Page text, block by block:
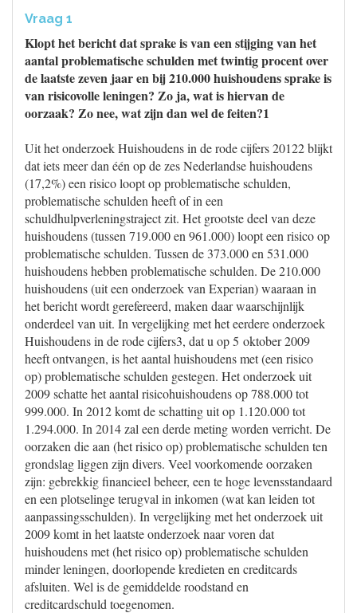
Vraag 1
Klopt het bericht dat sprake is van een stijging van het
aantal problematische schulden met twintig procent over
de laatste zeven jaar en bij 210.000 huishoudens sprake is
van risicovolle leningen? Zo ja, wat is hiervan de
oorzaak? Zo nee, wat zijn dan wel de feiten?1
Uit het onderzoek Huishoudens in de rode cijfers 20122 blijkt
dat iets meer dan één op de zes Nederlandse huishoudens
(17,2%) een risico loopt op problematische schulden,
problematische schulden heeft of in een
schuldhulpverleningstraject zit. Het grootste deel van deze
huishoudens (tussen 719.000 en 961.000) loopt een risico op
problematische schulden. Tussen de 373.000 en 531.000
huishoudens hebben problematische schulden. De 210.000
huishoudens (uit een onderzoek van Experian) waaraan in
het bericht wordt gerefereerd, maken daar waarschijnlijk
onderdeel van uit. In vergelijking met het eerdere onderzoek
Huishoudens in de rode cijfers3, dat u op 5 oktober 2009
heeft ontvangen, is het aantal huishoudens met (een risico
op) problematische schulden gestegen. Het onderzoek uit
2009 schatte het aantal risicohuishoudens op 788.000 tot
999.000. In 2012 komt de schatting uit op 1.120.000 tot
1.294.000. In 2014 zal een derde meting worden verricht. De
oorzaken die aan (het risico op) problematische schulden ten
grondslag liggen zijn divers. Veel voorkomende oorzaken
zijn: gebrekkig financieel beheer, een te hoge levensstandaard
en een plotselinge terugval in inkomen (wat kan leiden tot
aanpassingsschulden). In vergelijking met het onderzoek uit
2009 komt in het laatste onderzoek naar voren dat
huishoudens met (het risico op) problematische schulden
minder leningen, doorlopende kredieten en creditcards
afsluiten. Wel is de gemiddelde roodstand en
creditcardschuld toegenomen.